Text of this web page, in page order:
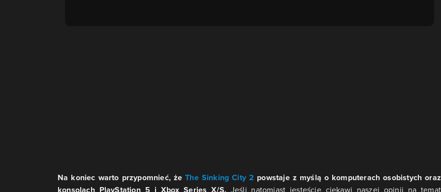
Na koniec warto przypomnieć, żeThe Sinking City 2 powstaje z myślą o komputerach osobistych oraz
Jeśli natomiast jesteście ciekawi naszej opinii na temat